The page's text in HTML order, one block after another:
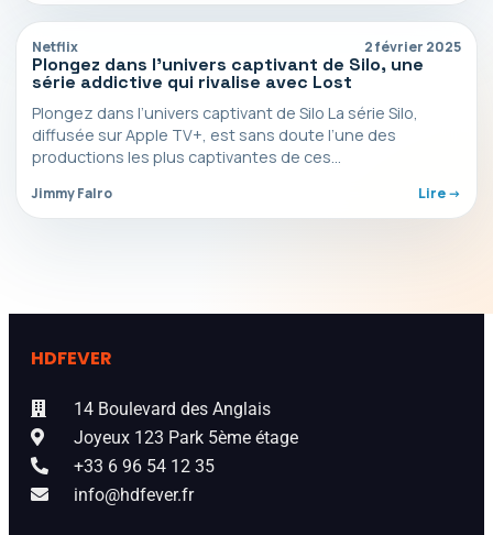
Netflix 2 février 2025
Plongez dans l’univers captivant de Silo, une
série addictive qui rivalise avec Lost
Plongez dans l’univers captivant de Silo La série Silo,
diffusée sur Apple TV+, est sans doute l’une des
productions les plus captivantes de ces…
Jimmy Falro Lire ->
HDFEVER
14 Boulevard des Anglais
Joyeux 123 Park 5ème étage
+33 6 96 54 12 35
info@hdfever.fr